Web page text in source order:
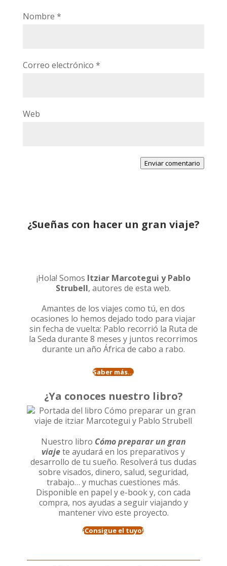
Nombre *
Correo electrónico *
Web
Enviar comentario
¿Sueñas con hacer un gran viaje?
¡Hola! Somos Itziar Marcotegui y Pablo
Strubell, autores de esta web.
Amantes de los viajes como tú, en dos
ocasiones lo hemos dejado todo para viajar
sin fecha de vuelta: Pablo recorrió la Ruta de
la Seda durante 8 meses y juntos recorrimos
durante un año África de cabo a rabo.
Saber más...
¿Ya conoces nuestro libro?
Nuestro libro Cómo preparar un gran
viajete ayudará en los preparativos y
desarrollo de tu sueño. Resolverá tus dudas
sobre visados, dinero, salud, seguridad,
trabajo… y muchas cuestiones más.
Disponible en papel y e-book y, con cada
compra, nos ayudas a seguir viajando y
mantener vivo este proyecto.
¡Consigue el tuyo!